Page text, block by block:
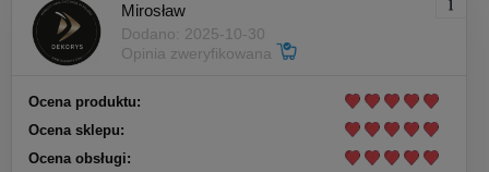
Mirosław
Dodano: 2025-10-30
Opinia zweryfikowana
Ocena produktu:
Ocena sklepu:
Ocena obsługi: